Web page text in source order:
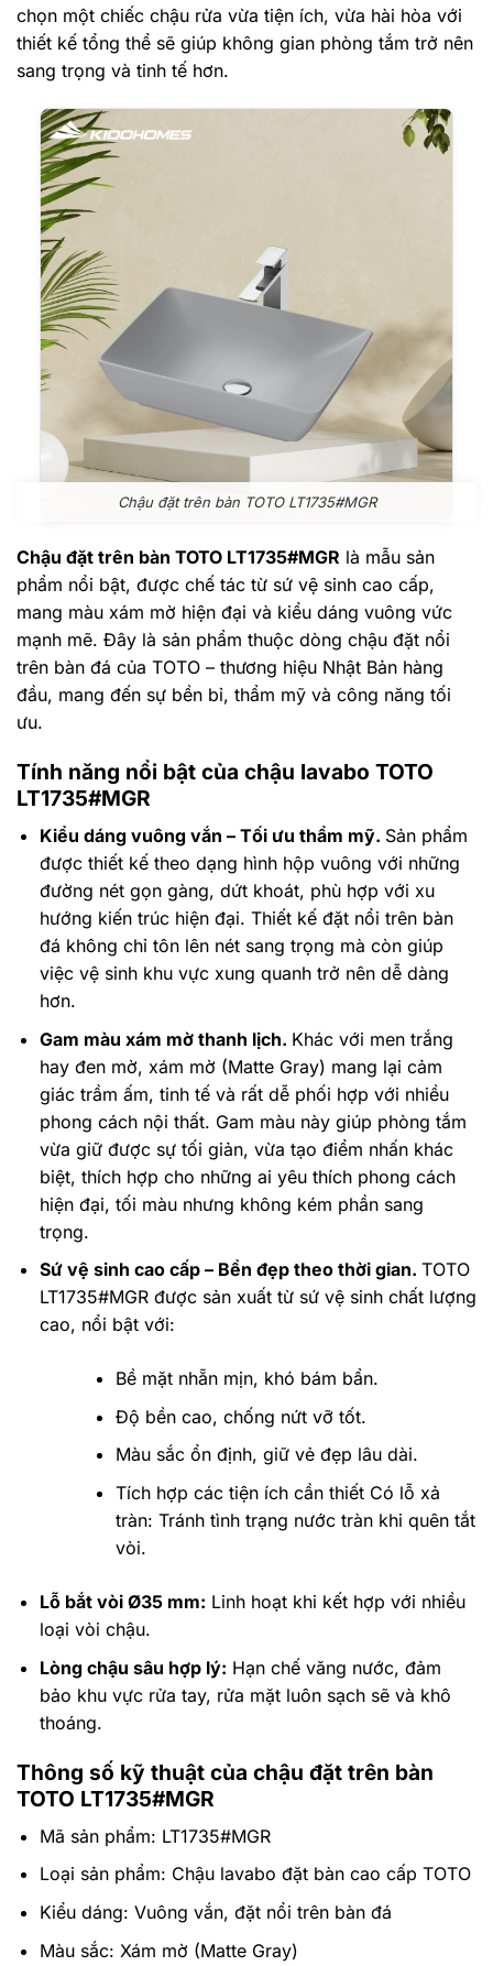
chọn một chiếc chậu rửa vừa tiện ích, vừa hài hòa với
thiết kế tổng thể sẽ giúp không gian phòng tắm trở nên
sang trọng và tinh tế hơn.
Chậu đặt trên bàn TOTO LT1735#MGR
Chậu đặt trên bàn TOTO LT1735#MGR là mẫu sản
phẩm nổi bật, được chế tác từ sứ vệ sinh cao cấp,
mang màu xám mờ hiện đại và kiểu dáng vuông vức
mạnh mẽ. Đây là sản phẩm thuộc dòng chậu đặt nổi
trên bàn đá của TOTO – thương hiệu Nhật Bản hàng
đầu, mang đến sự bền bỉ, thẩm mỹ và công năng tối
ưu.
Tính năng nổi bật của chậu lavabo TOTO
LT1735#MGR
Kiểu dáng vuông vắn – Tối ưu thẩm mỹ. Sản phẩm
được thiết kế theo dạng hình hộp vuông với những
đường nét gọn gàng, dứt khoát, phù hợp với xu
hướng kiến trúc hiện đại. Thiết kế đặt nổi trên bàn
đá không chỉ tôn lên nét sang trọng mà còn giúp
việc vệ sinh khu vực xung quanh trở nên dễ dàng
hơn.
Gam màu xám mờ thanh lịch. Khác với men trắng
hay đen mờ, xám mờ (Matte Gray) mang lại cảm
giác trầm ấm, tinh tế và rất dễ phối hợp với nhiều
phong cách nội thất. Gam màu này giúp phòng tắm
vừa giữ được sự tối giản, vừa tạo điểm nhấn khác
biệt, thích hợp cho những ai yêu thích phong cách
hiện đại, tối màu nhưng không kém phần sang
trọng.
Sứ vệ sinh cao cấp – Bền đẹp theo thời gian. TOTO
LT1735#MGR được sản xuất từ sứ vệ sinh chất lượng
cao, nổi bật với:
Bề mặt nhẵn mịn, khó bám bẩn.
Độ bền cao, chống nứt vỡ tốt.
Màu sắc ổn định, giữ vẻ đẹp lâu dài.
Tích hợp các tiện ích cần thiết Có lỗ xả
tràn: Tránh tình trạng nước tràn khi quên tắt
vòi.
Lỗ bắt vòi Ø35 mm: Linh hoạt khi kết hợp với nhiều
loại vòi chậu.
Lòng chậu sâu hợp lý: Hạn chế văng nước, đảm
bảo khu vực rửa tay, rửa mặt luôn sạch sẽ và khô
thoáng.
Thông số kỹ thuật của chậu đặt trên bàn
TOTO LT1735#MGR
Mã sản phẩm: LT1735#MGR
Loại sản phẩm: Chậu lavabo đặt bàn cao cấp TOTO
Kiểu dáng: Vuông vắn, đặt nổi trên bàn đá
Màu sắc: Xám mờ (Matte Gray)